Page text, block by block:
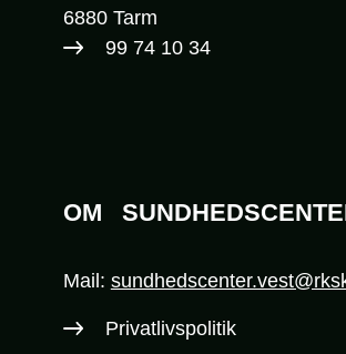
6880 Tarm
99 74 10 34​
OM
Mail:
Privatlivspolitik